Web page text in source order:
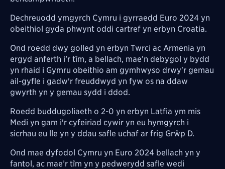
Dechreuodd ymgyrch Cymru i gyrraedd Euro 2024 yn
obeithiol gyda phwynt oddi cartref yn erbyn Croatia.
Ond roedd dwy golled yn erbyn Twrci ac Armenia yn
ergyd anferth i’r tîm, a bellach, mae’n debygol y bydd
yn rhaid i Gymru obeithio am gymhwyso drwy'r gemau
ail-gyfle i gadw'r freuddwyd yn fyw os na ddaw
gwyrth yn y gemau sydd i ddod.
Roedd buddugoliaeth o 2-0 yn erbyn Latfia ym mis
Medi yn gam i'r cyfeiriad cywir yn eu hymgyrch i
sicrhau eu lle yn y ddau safle uchaf ar frig Grŵp D.
Ond mae dyfodol Cymru yn Euro 2024 bellach yn y
fantol, ac mae’r tîm yn y pedwerydd safle wedi